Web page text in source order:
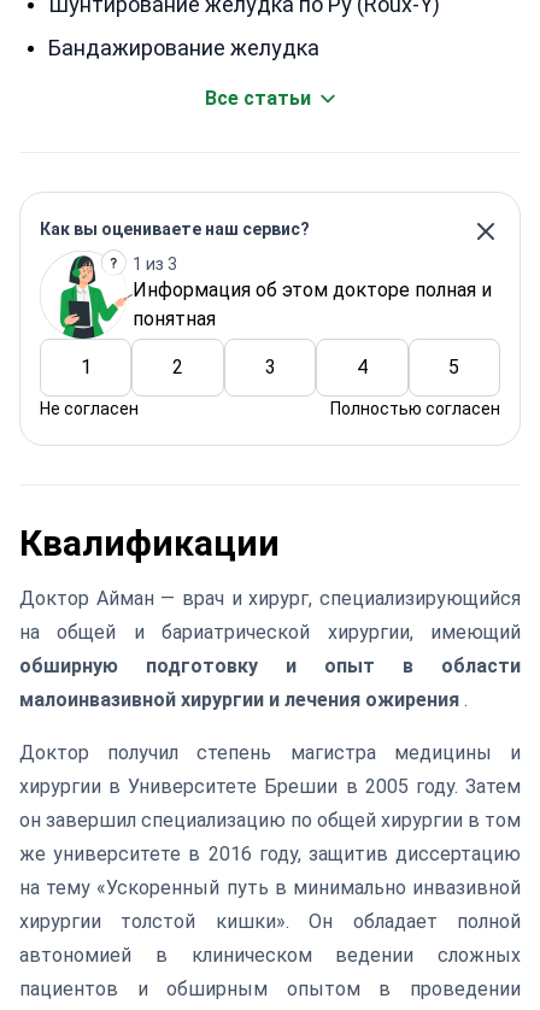
Бандажирование желудка
Все статьи
Как вы оцениваете наш сервис?
1 из 3
Информация об этом докторе полная и
понятная
1 2 3 4 5
Не согласен Полностью согласен
Квалификации
Доктор Айман — врач и хирург, специализирующийся
на общей и бариатрической хирургии, имеющий
обширную подготовку и опыт в области
малоинвазивной хирургии и лечения ожирения .
Доктор получил степень магистра медицины и
хирургии в Университете Брешии в 2005 году. Затем
он завершил специализацию по общей хирургии в том
же университете в 2016 году, защитив диссертацию
на тему «Ускоренный путь в минимально инвазивной
хирургии толстой кишки». Он обладает полной
автономией в клиническом ведении сложных
пациентов и обширным опытом в проведении